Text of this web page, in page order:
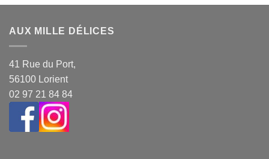
AUX MILLE DÉLICES
41 Rue du Port,
56100 Lorient
02 97 21 84 84